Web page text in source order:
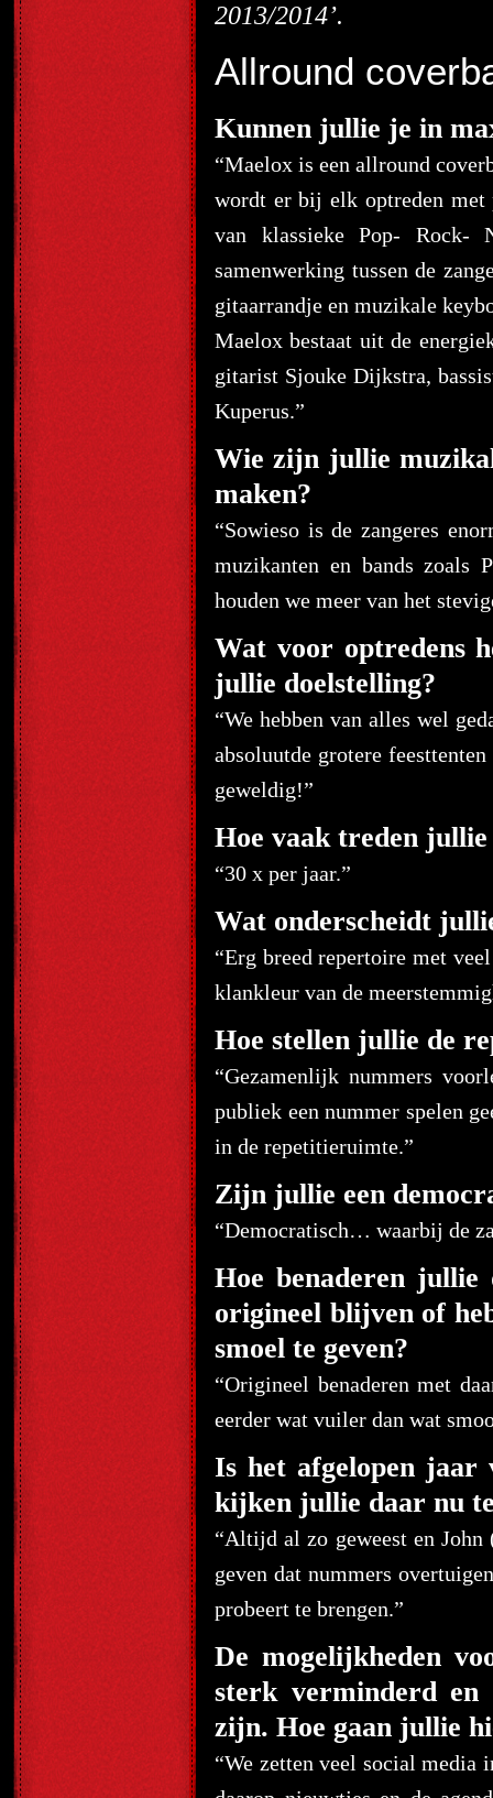
2013/2014’.
Allround
Kunnen jullie je in
“Maelox is een allround
wordt er bij elk optreden met
van klassieke Pop- Rock-
samenwerking tussen de
gitaarrandje en muzikale
Maelox bestaat uit de
gitarist Sjouke Dijkstra,
Kuperus.”
Wie zijn jullie
maken?
“Sowieso is de zangeres
muzikanten en bands zoals
houden we meer van het
Wat voor optredens
jullie doelstelling?
“We hebben van alles wel
absoluutde grotere
geweldig!”
Hoe vaak treden
“30 x per jaar.”
Wat onderscheidt
“Erg breed repertoire met
klankleur van de
Hoe stellen jullie de
“Gezamenlijk nummers
publiek een nummer spelen
in de repetitieruimte.”
Zijn jullie een
“Democratisch… waarbij de
Hoe benaderen
origineel blijven of
smoel te geven?
“Origineel benaderen met
eerder wat vuiler dan wat
Is het afgelopen jaar
kijken jullie daar nu
“Altijd al zo geweest en John
geven dat nummers
probeert te brengen.”
De mogelijkheden
sterk verminderd en
zijn. Hoe gaan jullie
“We zetten veel social media